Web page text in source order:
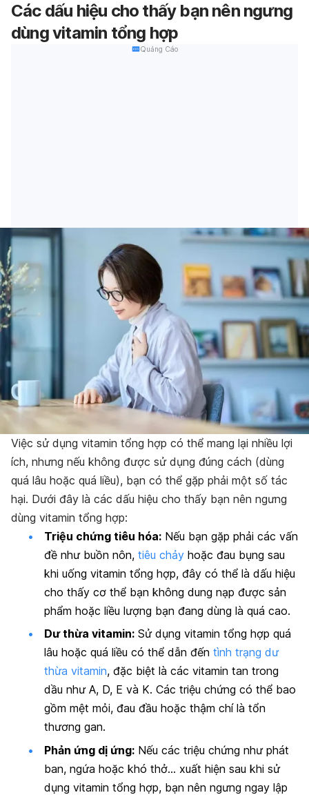
Các dấu hiệu cho thấy bạn nên ngưng
dùng vitamin tổng hợp
Quảng Cáo
Việc sử dụng vitamin tổng hợp có thể mang lại nhiều lợi
ích, nhưng nếu không được sử dụng đúng cách (dùng
quá lâu hoặc quá liều), bạn có thể gặp phải một số tác
hại. Dưới đây là các dấu hiệu cho thấy bạn nên ngưng
dùng vitamin tổng hợp:
Triệu chứng tiêu hóa: Nếu bạn gặp phải các vấn
đề như buồn nôn, tiêu chảy hoặc đau bụng sau
khi uống vitamin tổng hợp, đây có thể là dấu hiệu
cho thấy cơ thể bạn không dung nạp được sản
phẩm hoặc liều lượng bạn đang dùng là quá cao.
Dư thừa vitamin: Sử dụng vitamin tổng hợp quá
lâu hoặc quá liều có thể dẫn đến tình trạng dư
thừa vitamin, đặc biệt là các vitamin tan trong
dầu như A, D, E và K. Các triệu chứng có thể bao
gồm mệt mỏi, đau đầu hoặc thậm chí là tổn
thương gan.
Phản ứng dị ứng: Nếu các triệu chứng như phát
ban, ngứa hoặc khó thở… xuất hiện sau khi sử
dụng vitamin tổng hợp, bạn nên ngưng ngay lập